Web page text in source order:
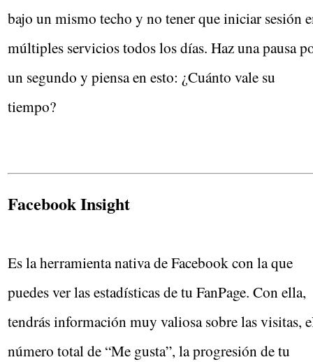
bajo un mismo techo y no tener que iniciar sesión
múltiples servicios todos los días. Haz una pausa
un segundo y piensa en esto: ¿Cuánto vale su
tiempo?
Facebook Insight
Es la herramienta nativa de Facebook con la que
puedes ver las estadísticas de tu FanPage. Con ella,
tendrás información muy valiosa sobre las visitas,
número total de “Me gusta”, la progresión de tu